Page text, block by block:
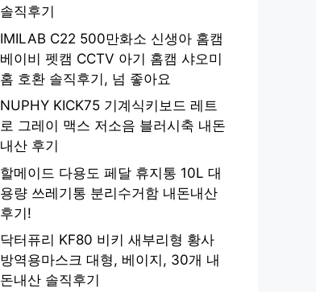
솔직후기
IMILAB C22 500만화소 신생아 홈캠
베이비 펫캠 CCTV 아기 홈캠 샤오미
홈 호환 솔직후기, 넘 좋아요
NUPHY KICK75 기계식키보드 레트
로 그레이 맥스 저소음 블러시축 내돈
내산 후기
할메이드 다용도 페달 휴지통 10L 대
용량 쓰레기통 분리수거함 내돈내산
후기!
닥터퓨리 KF80 비키 새부리형 황사
방역용마스크 대형, 베이지, 30개 내
돈내산 솔직후기